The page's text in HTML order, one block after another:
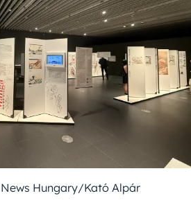
Hungary/Kató Alpár